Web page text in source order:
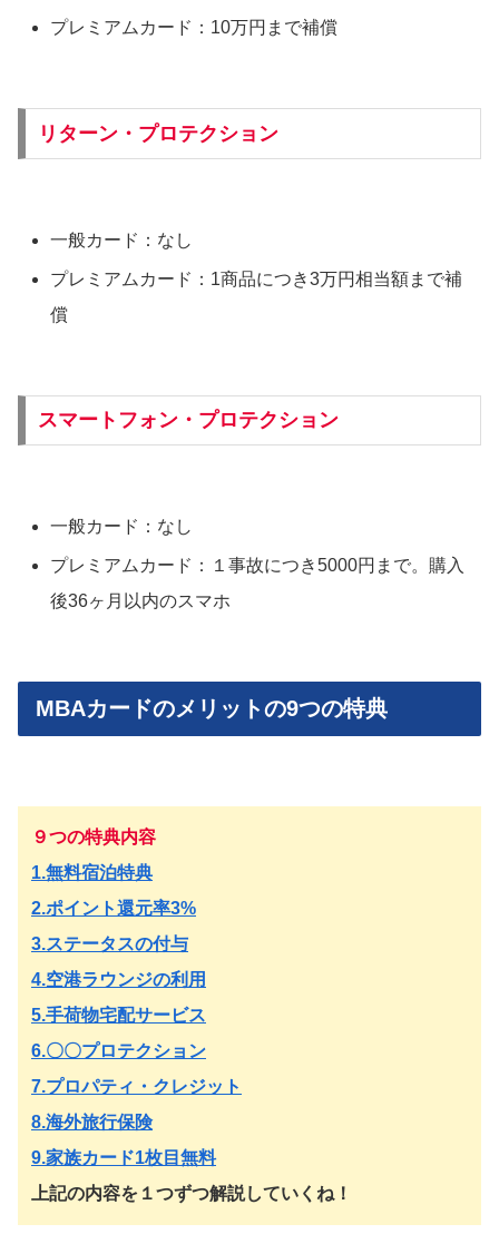
プレミアムカード：10万円まで補償
リターン・プロテクション
一般カード：なし
プレミアムカード：1商品につき3万円相当額まで補
償
スマートフォン・プロテクション
一般カード：なし
プレミアムカード：１事故につき5000円まで。購入
後36ヶ月以内のスマホ
MBAカードのメリットの9つの特典
９つの特典内容
1.無料宿泊特典
2.ポイント還元率3%
3.ステータスの付与
4.空港ラウンジの利用
5.手荷物宅配サービス
6.〇〇プロテクション
7.プロパティ・クレジット
8.海外旅行保険
9.家族カード1枚目無料
上記の内容を１つずつ解説していくね！